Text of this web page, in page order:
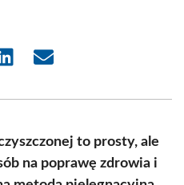
Share Share
to prosty, ale
na poprawę zdrowia i